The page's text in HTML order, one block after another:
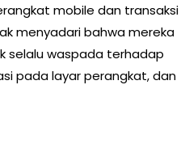
mobile dan transaksi
menyadari bahwa mereka
selalu waspada terhadap
pada layar perangkat, dan